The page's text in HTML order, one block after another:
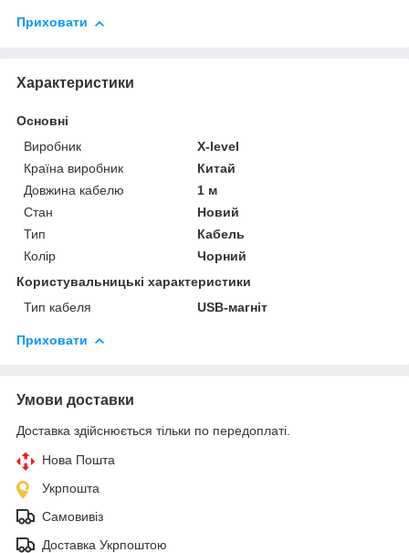
Приховати
Характеристики
Основні
Виробник
X-level
Країна виробник
Китай
Довжина кабелю
1 м
Стан
Новий
Тип
Кабель
Колір
Чорний
Користувальницькі характеристики
Тип кабеля
USB-магніт
Приховати
Умови доставки
Доставка здійснюється тільки по передоплаті.
Нова Пошта
Укрпошта
Самовивіз
Доставка Укрпоштою